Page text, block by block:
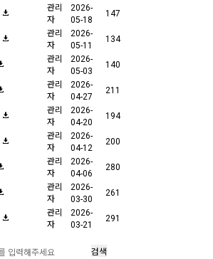
관리
자
2026-
05-18
147
관리
자
2026-
05-11
134
관리
자
2026-
05-03
140
관리
자
2026-
04-27
211
관리
자
2026-
04-20
194
관리
자
2026-
04-12
200
관리
자
2026-
04-06
280
관리
자
2026-
03-30
261
관리
자
2026-
03-21
291
검색